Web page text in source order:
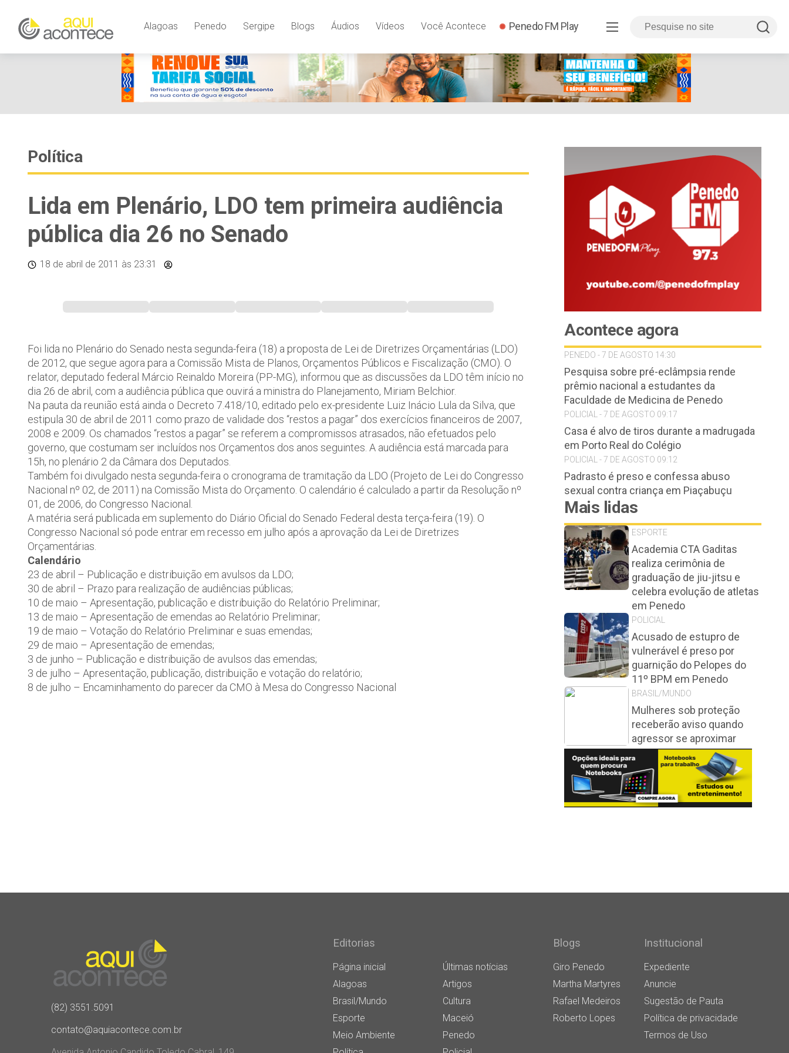
Alagoas Penedo Sergipe Blogs Áudios Vídeos Você Acontece Penedo FM Play
Política
Lida em Plenário, LDO tem primeira audiência
pública dia 26 no Senado
18 de abril de 2011 às 23:31
Foi lida no Plenário do Senado nesta segunda-feira (18) a proposta de Lei de Diretrizes Orçamentárias (LDO)
de 2012, que segue agora para a Comissão Mista de Planos, Orçamentos Públicos e Fiscalização (CMO). O
relator, deputado federal Márcio Reinaldo Moreira (PP-MG), informou que as discussões da LDO têm início no
dia 26 de abril, com a audiência pública que ouvirá a ministra do Planejamento, Miriam Belchior.
Na pauta da reunião está ainda o Decreto 7.418/10, editado pelo ex-presidente Luiz Inácio Lula da Silva, que
estipula 30 de abril de 2011 como prazo de validade dos “restos a pagar” dos exercícios financeiros de 2007,
2008 e 2009. Os chamados “restos a pagar” se referem a compromissos atrasados, não efetuados pelo
governo, que costumam ser incluídos nos Orçamentos dos anos seguintes. A audiência está marcada para
15h, no plenário 2 da Câmara dos Deputados.
Também foi divulgado nesta segunda-feira o cronograma de tramitação da LDO (Projeto de Lei do Congresso
Nacional nº 02, de 2011) na Comissão Mista do Orçamento. O calendário é calculado a partir da Resolução nº
01, de 2006, do Congresso Nacional.
A matéria será publicada em suplemento do Diário Oficial do Senado Federal desta terça-feira (19). O
Congresso Nacional só pode entrar em recesso em julho após a aprovação da Lei de Diretrizes
Orçamentárias.
Calendário
23 de abril – Publicação e distribuição em avulsos da LDO;
30 de abril – Prazo para realização de audiências públicas;
10 de maio – Apresentação, publicação e distribuição do Relatório Preliminar;
13 de maio – Apresentação de emendas ao Relatório Preliminar;
19 de maio – Votação do Relatório Preliminar e suas emendas;
29 de maio – Apresentação de emendas;
3 de junho – Publicação e distribuição de avulsos das emendas;
3 de julho – Apresentação, publicação, distribuição e votação do relatório;
8 de julho – Encaminhamento do parecer da CMO à Mesa do Congresso Nacional
Acontece agora
PENEDO - 7 DE AGOSTO 14:30
Pesquisa sobre pré-eclâmpsia rende
prêmio nacional a estudantes da
Faculdade de Medicina de Penedo
POLICIAL - 7 DE AGOSTO 09:17
Casa é alvo de tiros durante a madrugada
em Porto Real do Colégio
POLICIAL - 7 DE AGOSTO 09:12
Padrasto é preso e confessa abuso
sexual contra criança em Piaçabuçu
Mais lidas
ESPORTE
Academia CTA Gaditas
realiza cerimônia de
graduação de jiu-jitsu e
celebra evolução de atletas
em Penedo
POLICIAL
Acusado de estupro de
vulnerável é preso por
guarnição do Pelopes do
11º BPM em Penedo
BRASIL/MUNDO
Mulheres sob proteção
receberão aviso quando
agressor se aproximar
(82) 3551.5091
contato@aquiacontece.com.br
Editorias
Página inicial
Últimas notícias
Alagoas
Artigos
Brasil/Mundo
Cultura
Esporte
Maceió
Meio Ambiente
Penedo
Blogs
Giro Penedo
Martha Martyres
Rafael Medeiros
Roberto Lopes
Institucional
Expediente
Anuncie
Sugestão de Pauta
Política de privacidade
Termos de Uso